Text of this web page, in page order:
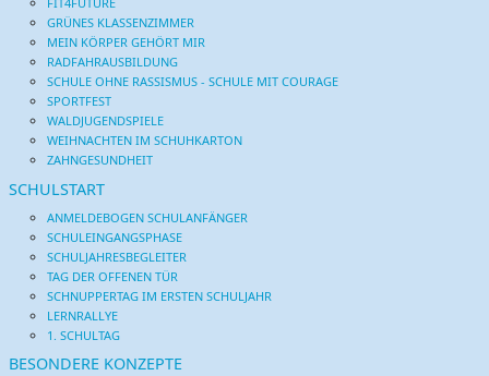
GRÜNES KLASSENZIMMER
MEIN KÖRPER GEHÖRT MIR
RADFAHRAUSBILDUNG
SCHULE OHNE RASSISMUS - SCHULE MIT COURAGE
SPORTFEST
WALDJUGENDSPIELE
WEIHNACHTEN IM SCHUHKARTON
ZAHNGESUNDHEIT
SCHULSTART
ANMELDEBOGEN SCHULANFÄNGER
SCHULEINGANGSPHASE
SCHULJAHRESBEGLEITER
TAG DER OFFENEN TÜR
SCHNUPPERTAG IM ERSTEN SCHULJAHR
LERNRALLYE
1. SCHULTAG
BESONDERE KONZEPTE